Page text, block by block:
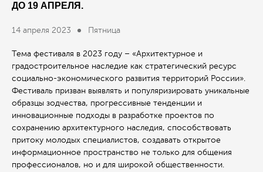
ДО 19 АПРЕЛЯ.
14 апреля 2023 Пятница
Тема фестиваля в 2023 году – «Архитектурное и
градостроительное наследие как стратегический ресурс
социально-экономического развития территорий России».
Фестиваль призван выявлять и популяризировать уникальные
образцы зодчества, прогрессивные тенденции и
инновационные подходы в разработке проектов по
сохранению архитектурного наследия, способствовать
притоку молодых специалистов, создавать открытое
информационное пространство не только для общения
профессионалов, но и для широкой общественности.